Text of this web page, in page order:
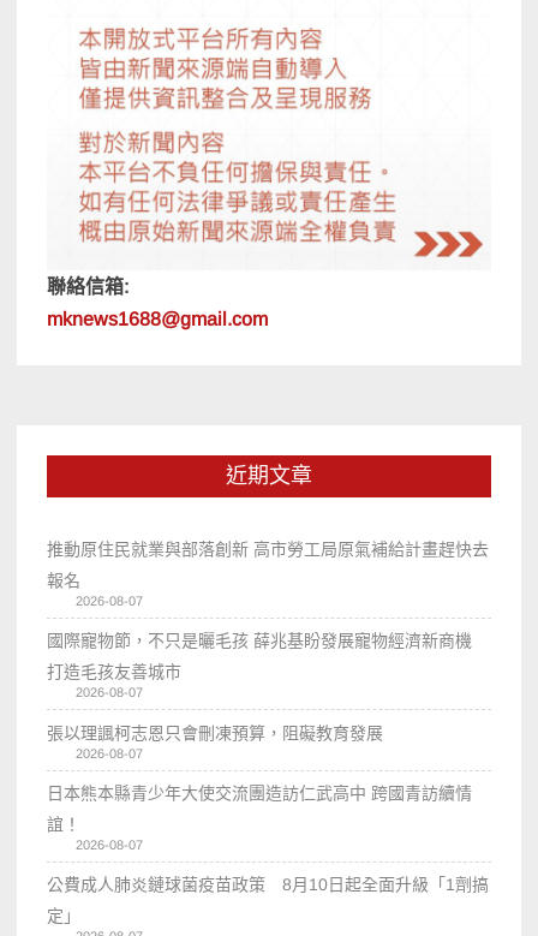
聯絡信箱:
mknews1688@gmail.com
近期文章
推動原住民就業與部落創新 高市勞工局原氣補給計畫趕快去
報名
2026-08-07
國際寵物節，不只是曬毛孩 薛兆基盼發展寵物經濟新商機
打造毛孩友善城市
2026-08-07
張以理諷柯志恩只會刪凍預算，阻礙教育發展
2026-08-07
日本熊本縣青少年大使交流團造訪仁武高中 跨國青訪續情
誼！
2026-08-07
公費成人肺炎鏈球菌疫苗政策 8月10日起全面升級「1劑搞
定」